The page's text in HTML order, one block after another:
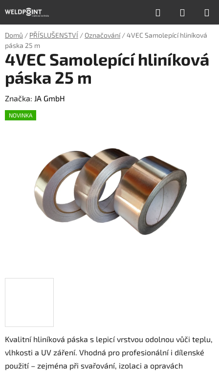
na
obsah
Hledat
KOŠÍK
Domů / PŘÍSLUŠENSTVÍ / Označování /4VEC Samolepící hliníková
páska 25 m
Kvalitní hliníková páska s lepicí vrstvou odolnou vůči teplu,
vlhkosti a UV záření. Vhodná pro profesionální i dílenské
použití – zejména při svařování, izolaci a opravách
4VEC Samolepící hliníková
páska 25 m
Značka: JA GmbH
NOVINKA